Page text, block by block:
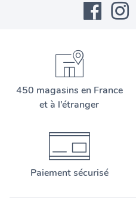
450 magasins en France
et à l’étranger
Paiement sécurisé